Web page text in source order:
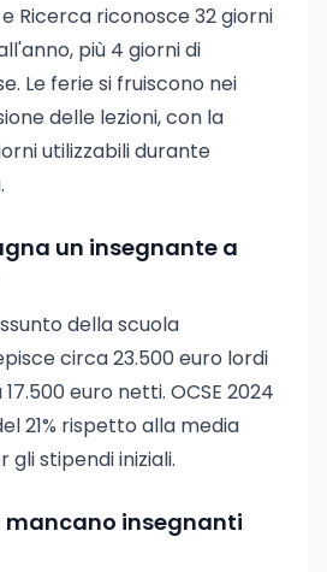
e Ricerca riconosce 32 giorni
più 4 giorni di
Le ferie si fruiscono nei
delle lezioni, con la
utilizzabili durante
un insegnante a
della scuola
circa 23.500 euro lordi
euro netti. OCSE 2024
21% rispetto alla media
stipendi iniziali.
mancano insegnanti